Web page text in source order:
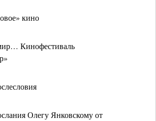
кино
Кинофестиваль
Олегу Янковскому от